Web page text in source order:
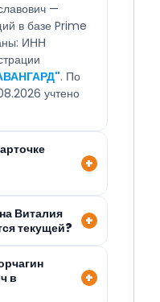
—
в базе Prime
ИНН
. По
учтено
Виталия
текущей?
в